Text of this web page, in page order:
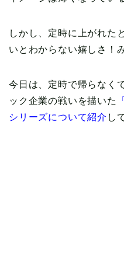
しかし、定時に上がれた
いとわからない嬉しさ！
今日は、定時で帰らなく
ック企業の戦いを描いた
シリーズについて紹介 し